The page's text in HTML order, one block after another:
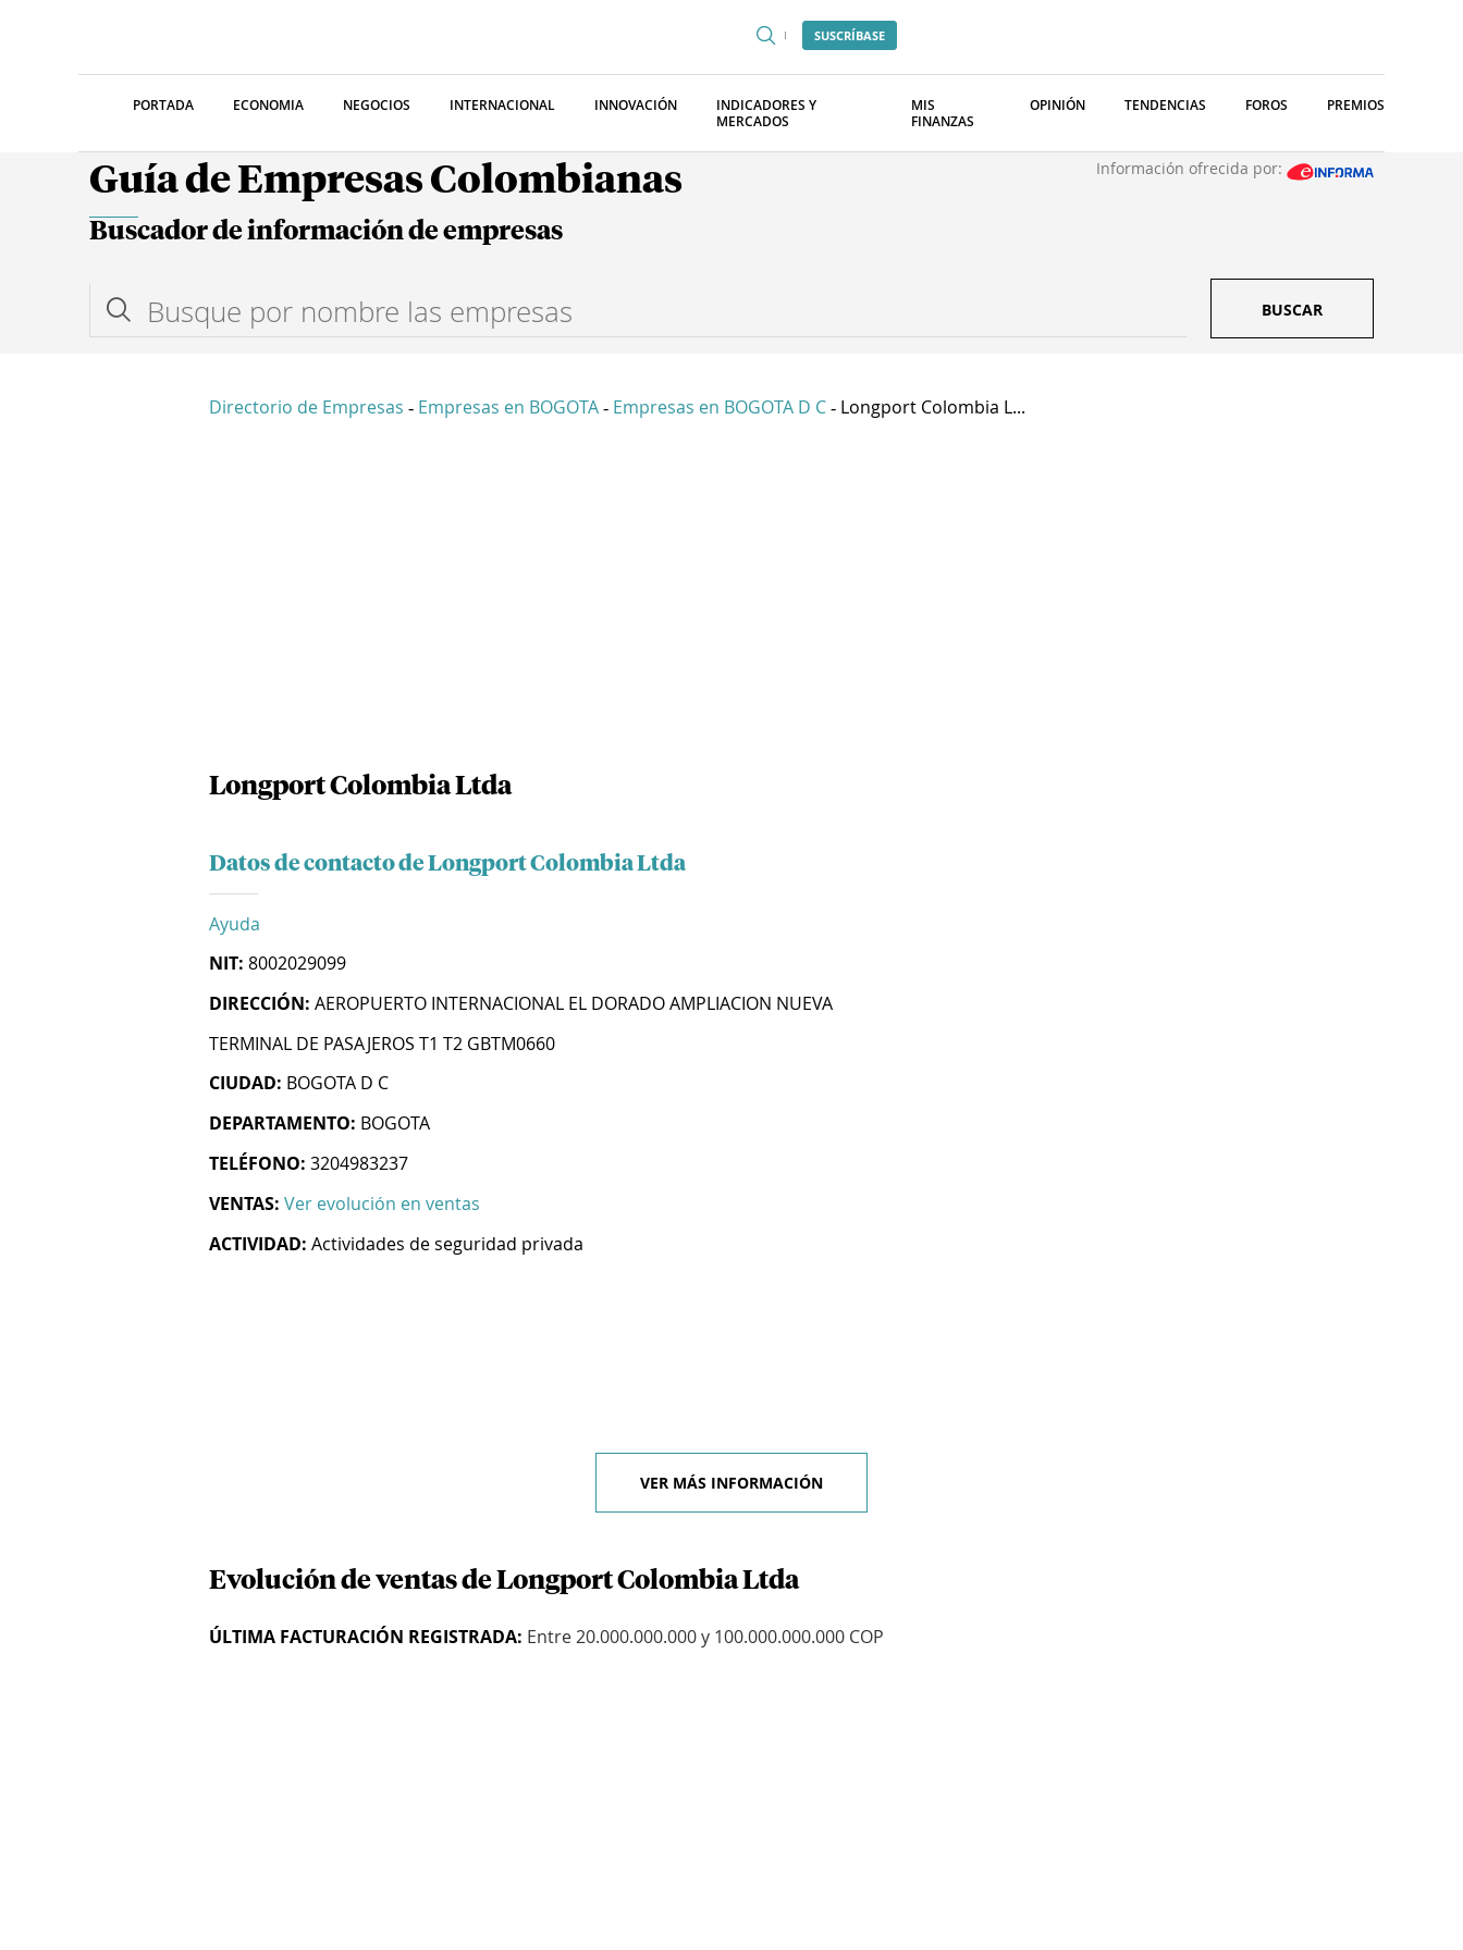
SUSCRÍBASE
PORTADA ECONOMIA NEGOCIOS INTERNACIONAL INNOVACIÓN
INDICADORES Y
MERCADOS
MIS
FINANZAS
OPINIÓN TENDENCIAS FOROS PREMIOS
Guía de Empresas Colombianas Información ofrecida por:
Buscador de información de empresas
BUSCAR
Directorio de Empresas - Empresas en BOGOTA - Empresas en BOGOTA D C - Longport Colombia L...
Longport Colombia Ltda
Datos de contacto de Longport Colombia Ltda
Ayuda
NIT: 8002029099
DIRECCIÓN: AEROPUERTO INTERNACIONAL EL DORADO AMPLIACION NUEVA
TERMINAL DE PASAJEROS T1 T2 GBTM0660
CIUDAD: BOGOTA D C
DEPARTAMENTO: BOGOTA
TELÉFONO: 3204983237
VENTAS: Ver evolución en ventas
ACTIVIDAD: Actividades de seguridad privada
VER MÁS INFORMACIÓN
Evolución de ventas de Longport Colombia Ltda
ÚLTIMA FACTURACIÓN REGISTRADA: Entre 20.000.000.000 y 100.000.000.000 COP